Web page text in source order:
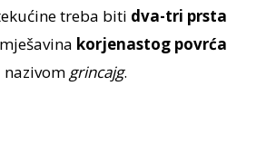
treba biti dva-tri prsta
korjenastog povrća
nazivom grincajg.